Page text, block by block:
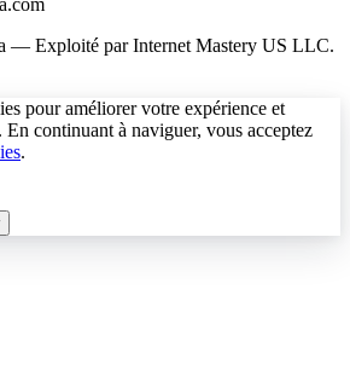
— Exploité par Internet Mastery US LLC.
pour améliorer votre expérience et
continuant à naviguer, vous acceptez
.